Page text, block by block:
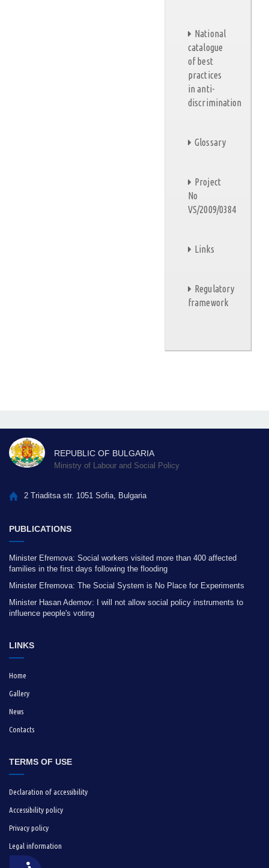
National
catalogue
of best
practices
in anti-
discrimination
Glossary
Project
No
VS/2009/0384
Links
Regulatory
framework
REPUBLIC OF BULGARIA
Ministry of Labour and Social Policy
2 Triaditsa str. 1051 Sofia, Bulgaria
PUBLICATIONS
Minister Efremova: Social workers visited more than 400 affected
families in the first days following the flooding
Minister Efremova: The Social System is No Place for Experiments
Minister Hasan Ademov: I will not allow social policy instruments to
influence people's voting
LINKS
Home
Gallery
News
Contacts
TERMS OF USE
Declaration of accessibility
Accessibility policy
Privacy policy
Legal information